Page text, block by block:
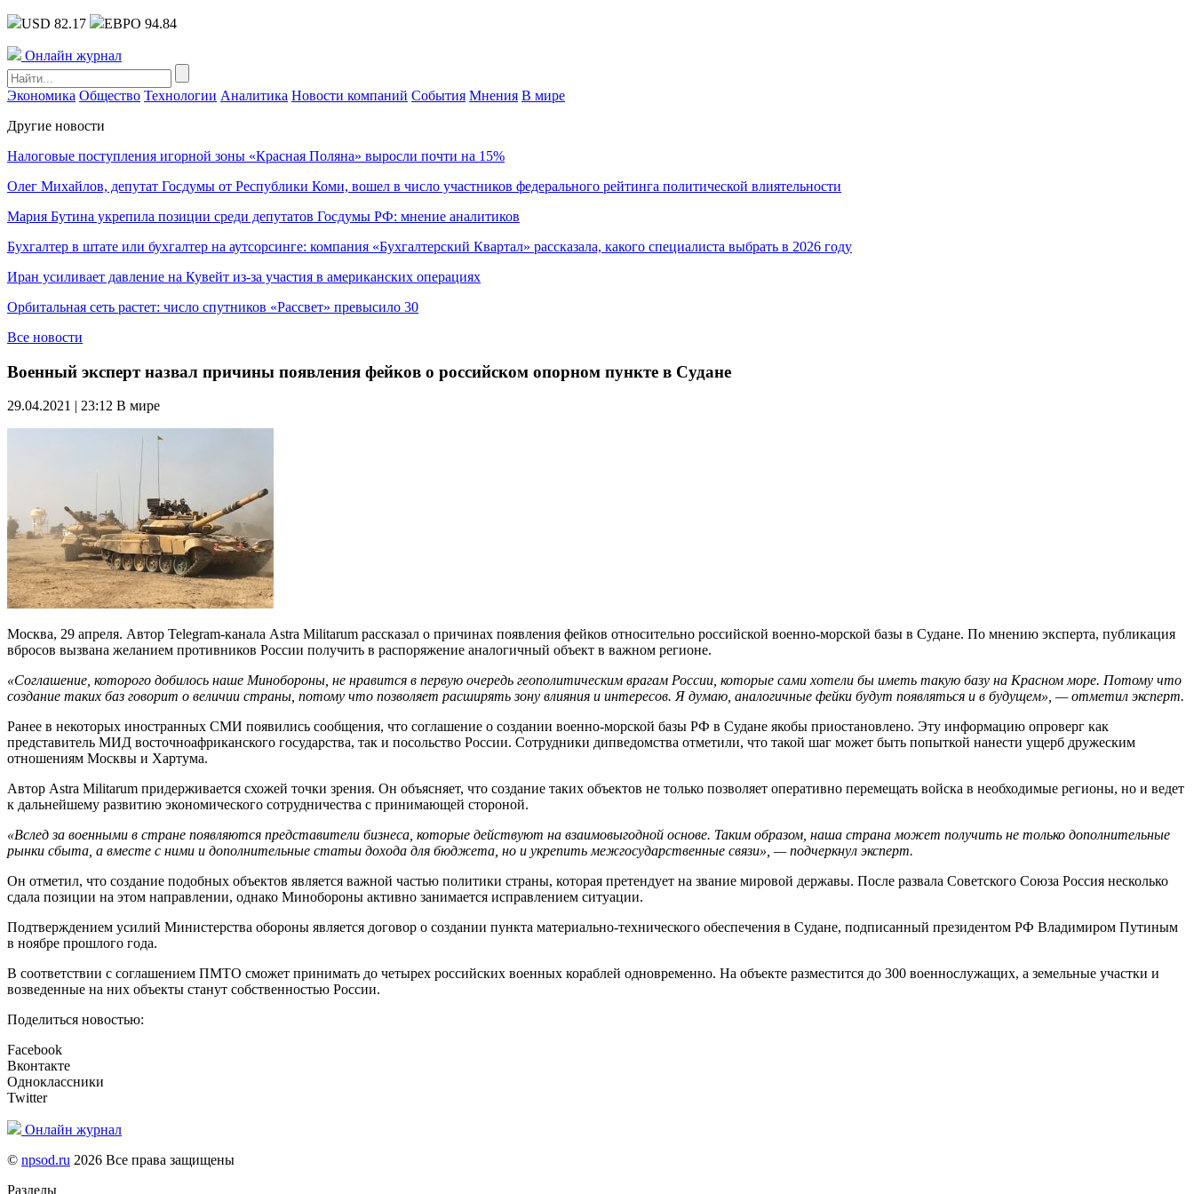
USD 82.17 ЕВРО 94.84
Онлайн журнал
Экономика Общество Технологии Аналитика Новости компаний События Мнения В мире
Другие новости
Налоговые поступления игорной зоны «Красная Поляна» выросли почти на 15%
Олег Михайлов, депутат Госдумы от Республики Коми, вошел в число участников федерального рейтинга политической влиятельности
Мария Бутина укрепила позиции среди депутатов Госдумы РФ: мнение аналитиков
Бухгалтер в штате или бухгалтер на аутсорсинге: компания «Бухгалтерский Квартал» рассказала, какого специалиста выбрать в 2026 году
Иран усиливает давление на Кувейт из-за участия в американских операциях
Орбитальная сеть растет: число спутников «Рассвет» превысило 30
Все новости
Военный эксперт назвал причины появления фейков о российском опорном пункте в Судане
29.04.2021 | 23:12 В мире
Москва, 29 апреля. Автор Telegram-канала Astra Militarum рассказал о причинах появления фейков относительно российской военно-морской базы в Судане. По мнению эксперта, публикация
вбросов вызвана желанием противников России получить в распоряжение аналогичный объект в важном регионе.
«Соглашение, которого добилось наше Минобороны, не нравится в первую очередь геополитическим врагам России, которые сами хотели бы иметь такую базу на Красном море. Потому что
создание таких баз говорит о величии страны, потому что позволяет расширять зону влияния и интересов. Я думаю, аналогичные фейки будут появляться и в будущем», — отметил эксперт.
Ранее в некоторых иностранных СМИ появились сообщения, что соглашение о создании военно-морской базы РФ в Судане якобы приостановлено. Эту информацию опроверг как
представитель МИД восточноафриканского государства, так и посольство России. Сотрудники дипведомства отметили, что такой шаг может быть попыткой нанести ущерб дружеским
отношениям Москвы и Хартума.
Автор Astra Militarum придерживается схожей точки зрения. Он объясняет, что создание таких объектов не только позволяет оперативно перемещать войска в необходимые регионы, но и ведет
к дальнейшему развитию экономического сотрудничества с принимающей стороной.
«Вслед за военными в стране появляются представители бизнеса, которые действуют на взаимовыгодной основе. Таким образом, наша страна может получить не только дополнительные
рынки сбыта, а вместе с ними и дополнительные статьи дохода для бюджета, но и укрепить межгосударственные связи», — подчеркнул эксперт.
Он отметил, что создание подобных объектов является важной частью политики страны, которая претендует на звание мировой державы. После развала Советского Союза Россия несколько
сдала позиции на этом направлении, однако Минобороны активно занимается исправлением ситуации.
Подтверждением усилий Министерства обороны является договор о создании пункта материально-технического обеспечения в Судане, подписанный президентом РФ Владимиром Путиным
в ноябре прошлого года.
В соответствии с соглашением ПМТО сможет принимать до четырех российских военных кораблей одновременно. На объекте разместится до 300 военнослужащих, а земельные участки и
возведенные на них объекты станут собственностью России.
Поделиться новостью:
Facebook
Вконтакте
Одноклассники
Twitter
Онлайн журнал
© npsod.ru 2026 Все права защищены
Разделы